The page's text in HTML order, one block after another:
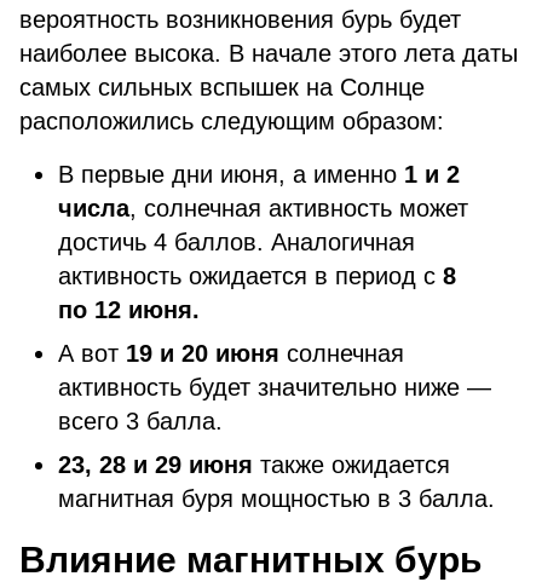
вероятность возникновения бурь будет
наиболее высока. В начале этого лета даты
самых сильных вспышек на Солнце
расположились следующим образом:
В первые дни июня, а именно 1 и 2
числа, солнечная активность может
достичь 4 баллов. Аналогичная
активность ожидается в период с 8
по 12 июня.
А вот 19 и 20 июня солнечная
активность будет значительно ниже —
всего 3 балла.
23, 28 и 29 июня также ожидается
магнитная буря мощностью в 3 балла.
Влияние магнитных бурь